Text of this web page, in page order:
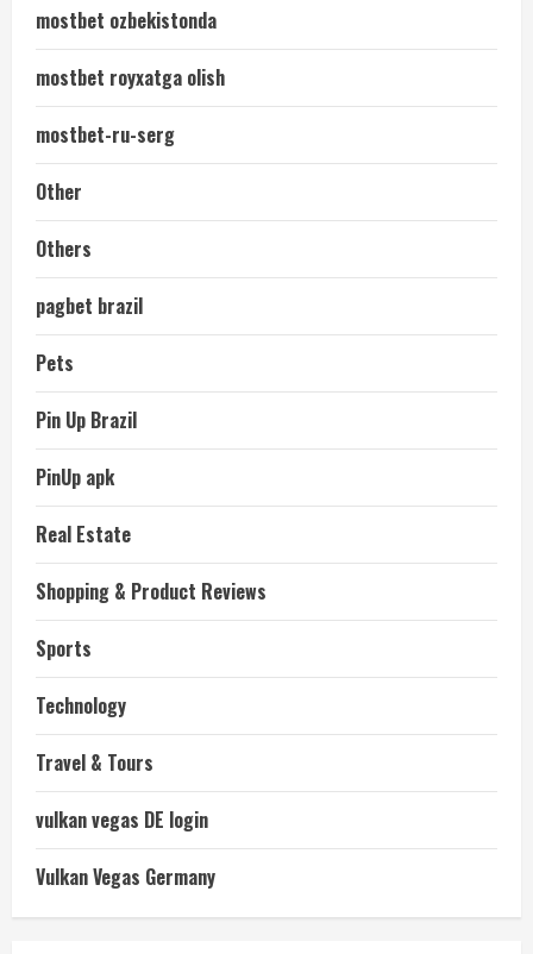
mostbet ozbekistonda
mostbet royxatga olish
mostbet-ru-serg
Other
Others
pagbet brazil
Pets
Pin Up Brazil
PinUp apk
Real Estate
Shopping & Product Reviews
Sports
Technology
Travel & Tours
vulkan vegas DE login
Vulkan Vegas Germany